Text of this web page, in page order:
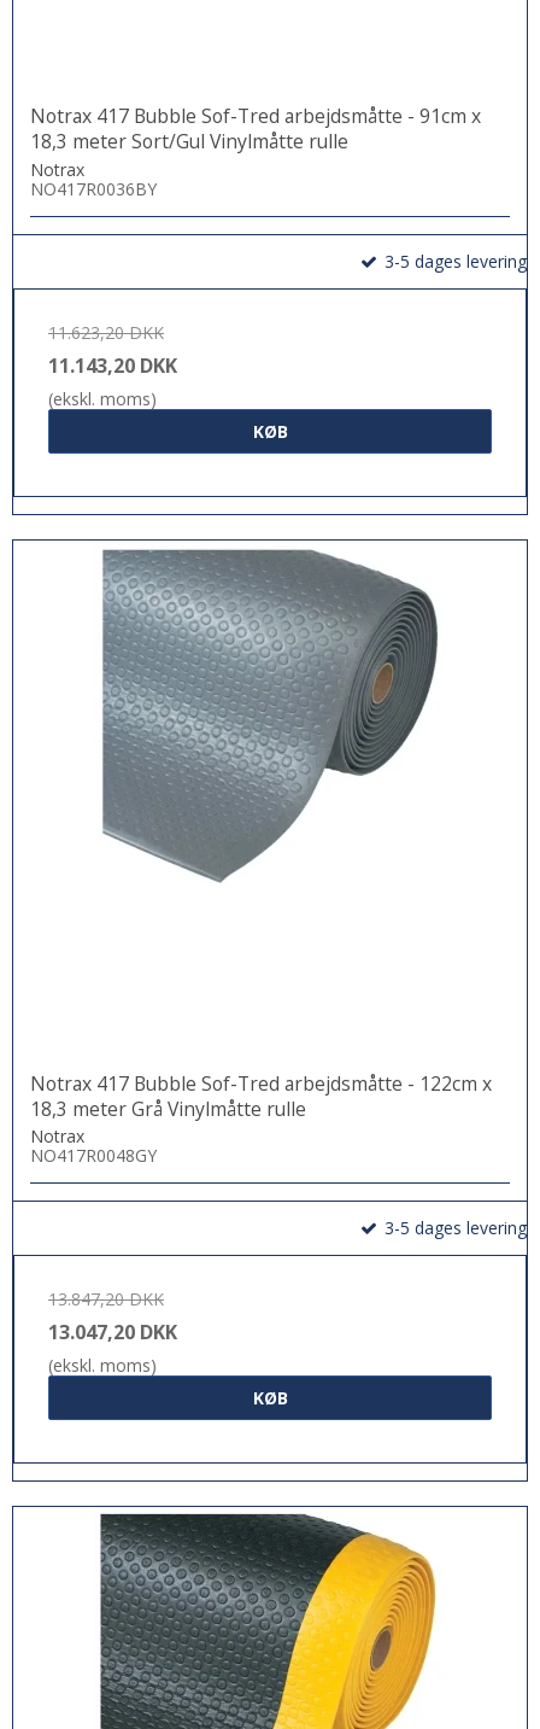
Notrax 417 Bubble Sof-Tred arbejdsmåtte - 91cm x
18,3 meter Sort/Gul Vinylmåtte rulle
Notrax
NO417R0036BY
3-5 dages levering
11.623,20 DKK
11.143,20 DKK
(ekskl. moms)
KØB
Notrax 417 Bubble Sof-Tred arbejdsmåtte - 122cm x
18,3 meter Grå Vinylmåtte rulle
Notrax
NO417R0048GY
3-5 dages levering
13.847,20 DKK
13.047,20 DKK
(ekskl. moms)
KØB